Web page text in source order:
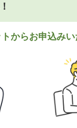
からお申込みい